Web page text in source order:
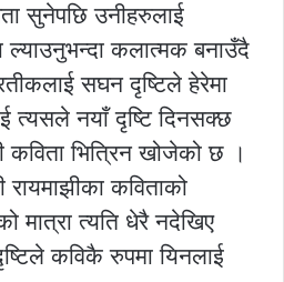
सुनेपछि उनीहरुलाई
ल्याउनुभन्दा कलात्मक बनाउँदै
सघन दृष्टिले हेरेमा
त्यसले नयाँ दृष्टि दिनसक्छ
कविता भित्रिन खोजेको छ ।
रायमाझीका कविताको
मात्रा त्यति धेरै नदेखिए
कविकै रुपमा यिनलाई